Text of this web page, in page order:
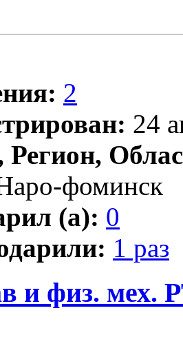
2
24
Регион,
фоминск
(а): 0
1 раз
и физ. мех.